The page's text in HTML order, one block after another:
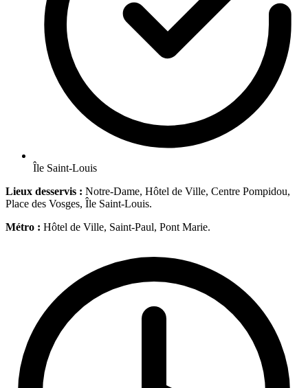
Île Saint-Louis
Lieux desservis : Notre-Dame, Hôtel de Ville, Centre Pompidou,
Place des Vosges, Île Saint-Louis.
Métro : Hôtel de Ville, Saint-Paul, Pont Marie.